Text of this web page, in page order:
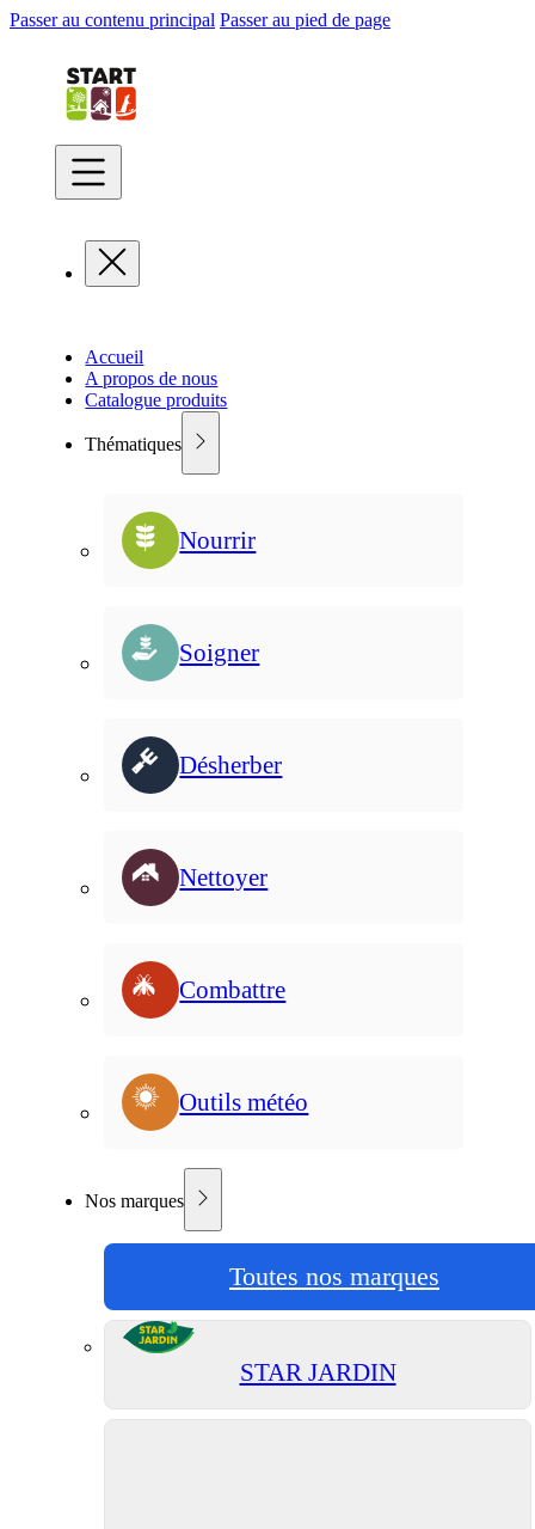
Passer au contenu principal Passer au pied de page
Accueil
A propos de nous
Catalogue produits
Thématiques
Nourrir
Soigner
Désherber
Nettoyer
Combattre
Outils météo
Nos marques
Toutes nos marques
STAR JARDIN